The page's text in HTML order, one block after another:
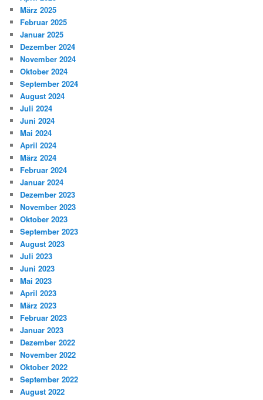
März 2025
Februar 2025
Januar 2025
Dezember 2024
November 2024
Oktober 2024
September 2024
August 2024
Juli 2024
Juni 2024
Mai 2024
April 2024
März 2024
Februar 2024
Januar 2024
Dezember 2023
November 2023
Oktober 2023
September 2023
August 2023
Juli 2023
Juni 2023
Mai 2023
April 2023
März 2023
Februar 2023
Januar 2023
Dezember 2022
November 2022
Oktober 2022
September 2022
August 2022